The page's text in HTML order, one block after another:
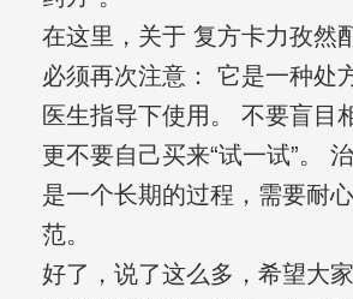
在这里，关于 复方卡力孜然
必须再次注意： 它是一种处
医生指导下使用。 不要盲目
更不要自己买来“试一试”。
是一个长期的过程，需要耐
范。
好了，说了这么多，希望大